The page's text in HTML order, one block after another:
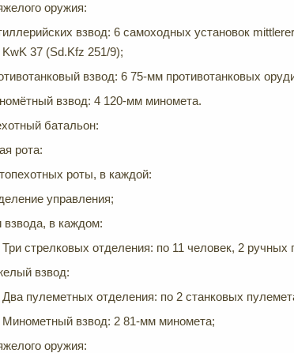
оружия:
взвод: 6 самоходных установок
37 (Sd.Kfz 251/9);
взвод: 6 75-мм противотанковых
взвод: 4 120-мм миномета.
батальон:
рота:
роты, в каждой:
управления;
взвода, в каждом:
Три стрелковых отделения: по 11 человек, 2 ручных
взвод:
Два пулеметных отделения: по 2 станковых
Минометный взвод: 2 81-мм миномета;
оружия: